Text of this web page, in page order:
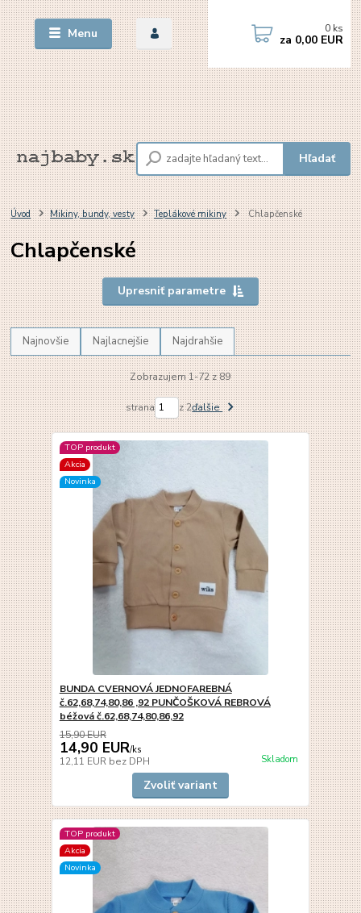
Menu
Hľadať
0 ks
za 0,00 EUR
Úvod Mikiny, bundy, vesty Teplákové mikiny Chlapčenské
Chlapčenské
Upresniť parametre
Najnovšie Najlacnejšie Najdrahšie
Zobrazujem 1-72 z 89
strana z 2ďalšie
TOP produkt
Akcia
Novinka
BUNDA CVERNOVÁ JEDNOFAREBNÁ
č.62,68,74,80,86 ,92 PUNČOŠKOVÁ REBROVÁ
béžová č.62,68,74,80,86,92
15,90 EUR
14,90 EUR/ks
12,11 EUR bez DPH Skladom
Zvoliť variant
TOP produkt
Akcia
Novinka